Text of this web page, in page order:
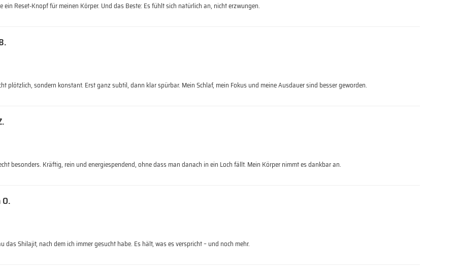
ein Reset-Knopf für meinen Körper. Und das Beste: Es fühlt sich natürlich an, nicht erzwungen.
plötzlich, sondern konstant. Erst ganz subtil, dann klar spürbar. Mein Schlaf, mein Fokus und meine Ausdauer sind besser geworden.
besonders. Kräftig, rein und energiespendend, ohne dass man danach in ein Loch fällt. Mein Körper nimmt es dankbar an.
das Shilajit, nach dem ich immer gesucht habe. Es hält, was es verspricht – und noch mehr.